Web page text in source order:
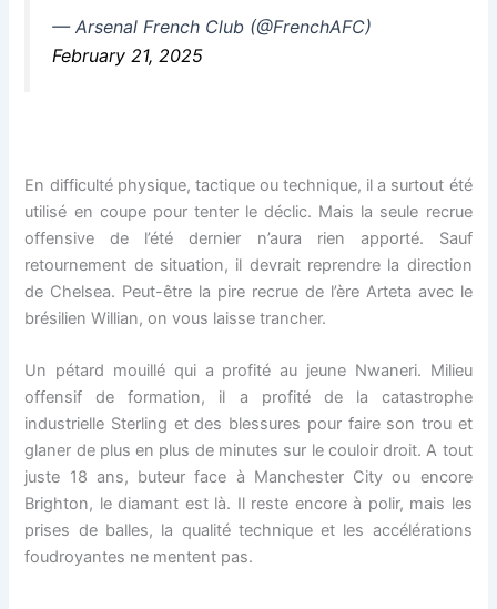
— Arsenal French Club (@FrenchAFC)
February 21, 2025
En difficulté physique, tactique ou technique, il a surtout été
utilisé en coupe pour tenter le déclic. Mais la seule recrue
offensive de l’été dernier n’aura rien apporté. Sauf
retournement de situation, il devrait reprendre la direction
de Chelsea. Peut-être la pire recrue de l’ère Arteta avec le
brésilien Willian, on vous laisse trancher.
Un pétard mouillé qui a profité au jeune Nwaneri. Milieu
offensif de formation, il a profité de la catastrophe
industrielle Sterling et des blessures pour faire son trou et
glaner de plus en plus de minutes sur le couloir droit. A tout
juste 18 ans, buteur face à Manchester City ou encore
Brighton, le diamant est là. Il reste encore à polir, mais les
prises de balles, la qualité technique et les accélérations
foudroyantes ne mentent pas.